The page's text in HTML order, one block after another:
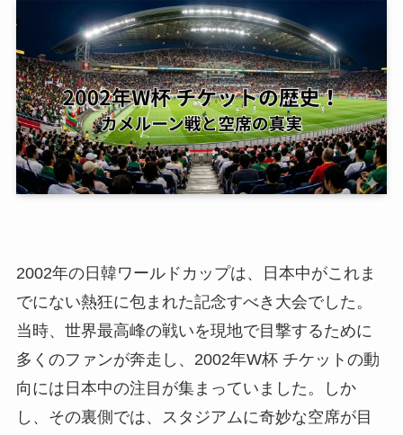
2002年の日韓ワールドカップは、日本中がこれま
でにない熱狂に包まれた記念すべき大会でした。
当時、世界最高峰の戦いを現地で目撃するために
多くのファンが奔走し、2002年W杯 チケットの動
向には日本中の注目が集まっていました。しか
し、その裏側では、スタジアムに奇妙な空席が目